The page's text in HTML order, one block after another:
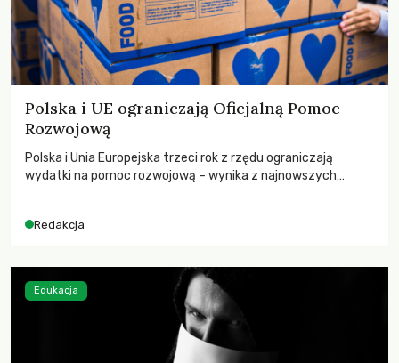
Polska i UE ograniczają Oficjalną Pomoc
Rozwojową
Polska i Unia Europejska trzeci rok z rzędu ograniczają
wydatki na pomoc rozwojową – wynika z najnowszych
odnotowano największe tąpnięcie ODA w historii. Jakie będą
kryzysami i ubóstwem?
Redakcja
Edukacja